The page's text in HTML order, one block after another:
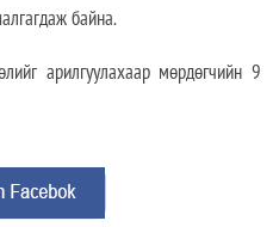
байна.
арилгуулахаар мөрдөгчийн 9